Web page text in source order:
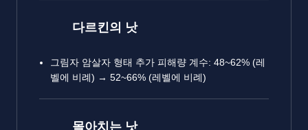
다르킨의 낫
그림자 암살자 형태 추가 피해량 계수: 48~62% (레
벨에 비례) → 52~66% (레벨에 비례)
몰아치는 낫